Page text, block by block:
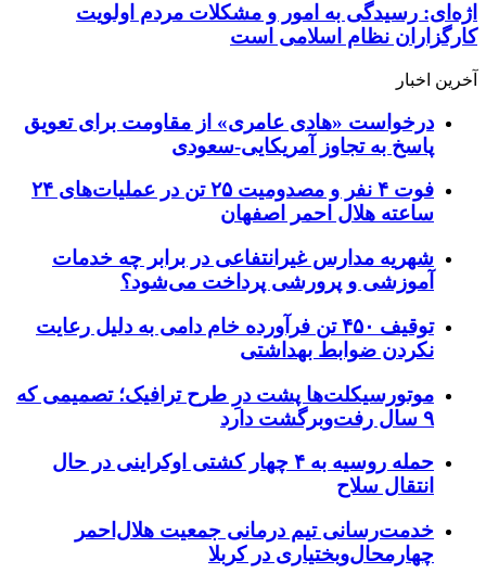
اژه‌ای: رسیدگی به امور و مشکلات مردم اولویت
کارگزاران نظام اسلامی است
آخرین اخبار
درخواست «هادی عامری» از مقاومت برای تعویق
پاسخ به تجاوز آمریکایی-سعودی
فوت ۴ نفر و مصدومیت ۲۵ تن در عملیات‌های ۲۴
ساعته هلال احمر اصفهان
شهریه مدارس غیرانتفاعی در برابر چه خدمات
آموزشی و پرورشی پرداخت می‌شود؟
توقیف ۴۵۰ تن فرآورده خام دامی به دلیل رعایت
نکردن ضوابط بهداشتی
موتورسیکلت‌ها پشت درِ طرح ترافیک؛ تصمیمی که
۹ سال رفت‌وبرگشت دارد
حمله روسیه به ۴ چهار کشتی اوکراینی در حال
انتقال سلاح
خدمت‌رسانی تیم درمانی جمعیت هلال‌احمر
چهارمحال‌وبختیاری در کربلا